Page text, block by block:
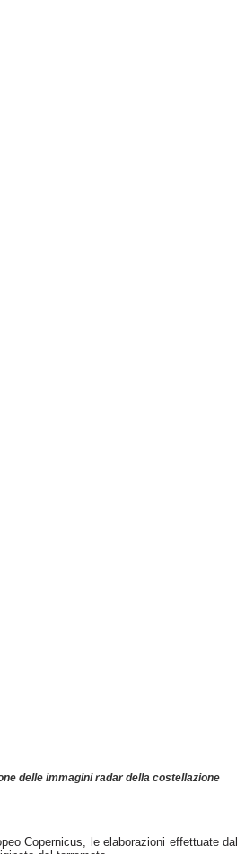
delle immagini radar della costellazione
Copernicus, le elaborazioni effettuate dal